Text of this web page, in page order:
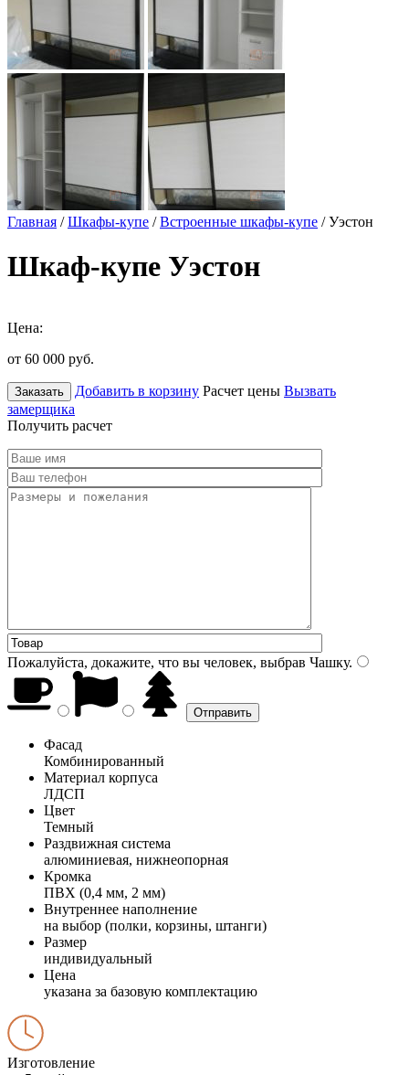
Главная /Шкафы-купе /Встроенные шкафы-купе / Уэстон
Шкаф-купе Уэстон
Цена:
от 60 000 руб.
Заказать Добавить в корзину Расчет цены Вызвать
замерщика
Получить расчет
Пожалуйста, докажите, что вы человек, выбрав Чашку.
Фасад
Комбинированный
Материал корпуса
ЛДСП
Цвет
Темный
Раздвижная система
алюминиевая, нижнеопорная
Кромка
ПВХ (0,4 мм, 2 мм)
Внутреннее наполнение
на выбор (полки, корзины, штанги)
Размер
индивидуальный
Цена
указана за базовую комплектацию
Изготовление